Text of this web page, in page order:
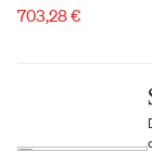
703,28 €